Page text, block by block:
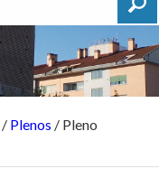
/ Plenos / Pleno